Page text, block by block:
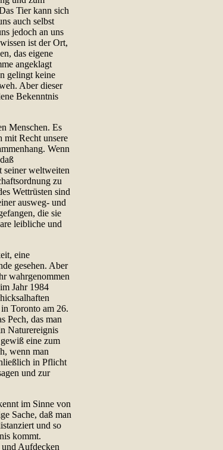
Tier kann sich
auch selbst
jedoch an uns
ist der Ort,
das eigene
angeklagt
gelingt keine
Aber dieser
Bekenntnis
Menschen. Es
mit Recht unsere
Wenn
seiner weltweiten
zu
Wettrüsten sind
ausweg- und
die sie
leibliche und
eine
gesehen. Aber
wahrgenommen
Jahr 1984
Toronto am 26.
Pech, das man
Naturereignis
eine zum
wenn man
in Pflicht
und zur
im Sinne von
Sache, daß man
und so
kommt.
Aufdecken